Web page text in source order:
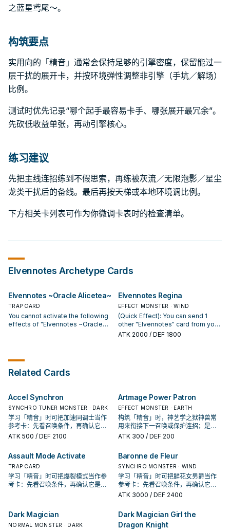
之蓝星鸢尾～。
构筑要点
实用向的「精音」通常会保持足够的引擎密度，保留能过一
层干扰的展开卡，并按环境弹性调整非引擎（手坑／解场）
比例。
测试时优先记录“哪个起手最容易卡手、哪张展开最冗余”。
先砍低收益单张，再动引擎核心。
练习建议
先把主线连招练到不假思索，再练被灰流／无限泡影／星尘
龙类干扰后的备线。最后再按天梯或本地环境调比例。
下方相关卡列表可作为你微调卡表时的检查清单。
Elvennotes Archetype Cards
Elvennotes ~Oracle Alicetea~
TRAP CARD
You cannot activate the following
effects of "Elvennotes ~Oracle
Zones. When your opponent
"Elvennotes" monsters: You can
negate that effect, then if you
control a Synchro Monster, you
can destroy that card. You can
only use this effect of
"Elvennotes ~Oracle Alicetea~"
Elvennotes Regina
EFFECT MONSTER · WIND
(Quick Effect): You can send 1
other "Elvennotes" card from your
hand or face-up field to the GY;
sent to the GY as Synchro
Material: You can add this card to
your hand. You can only use each
effect of "Elvennotes Regina"
once per turn.
ATK 2000 / DEF 1800
Related Cards
Accel Synchron
SYNCHRO TUNER MONSTER · DARK
学习「精音」时可把加速同调士当作
参考卡：先看召唤条件，再确认它是
起手、展开还是收益卡。
ATK 500 / DEF 2100
Artmage Power Patron
EFFECT MONSTER · EARTH
构筑「精音」时，神艺学之狱神兽常
用来衔接下一召唤或保护连招；是否
投入取决于你的手坑／解场配置。
ATK 300 / DEF 200
Assault Mode Activate
TRAP CARD
学习「精音」时可把爆裂模式当作参
考卡：先看召唤条件，再确认它是起
Baronne de Fleur
SYNCHRO MONSTER · WIND
学习「精音」时可把鲜花女男爵当作
参考卡：先看召唤条件，再确认它是
起手、展开还是收益卡。
ATK 3000 / DEF 2400
Dark Magician
NORMAL MONSTER · DARK
Dark Magician Girl the
Dragon Knight